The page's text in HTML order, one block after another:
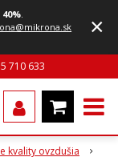
.
×
710 633
kvality ovzdušia